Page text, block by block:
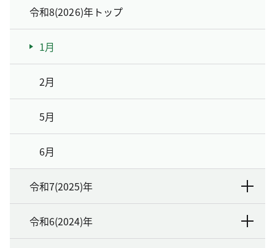
令和8(2026)年トップ
1月
2月
5月
6月
令和7(2025)年
令和6(2024)年